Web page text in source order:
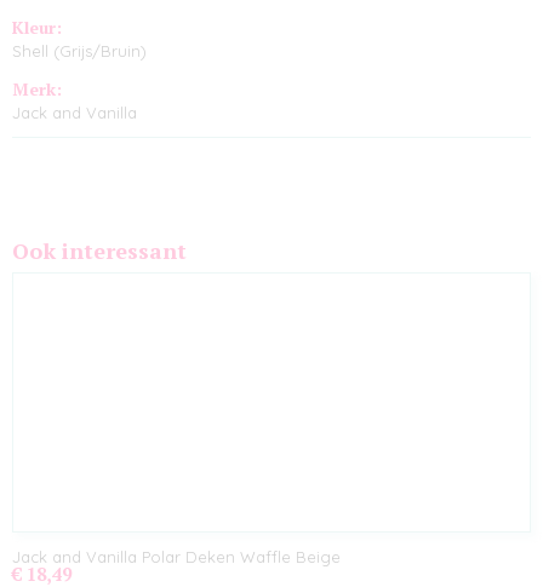
Kleur:
Shell (Grijs/Bruin)
Merk:
Jack and Vanilla
Ook interessant
Jack and Vanilla Polar Deken Waffle Beige
€ 18,49